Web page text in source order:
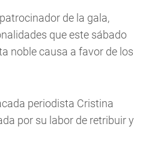
de la gala,
que este sábado
noble causa a favor de los
periodista Cristina
por su labor de retribuir y